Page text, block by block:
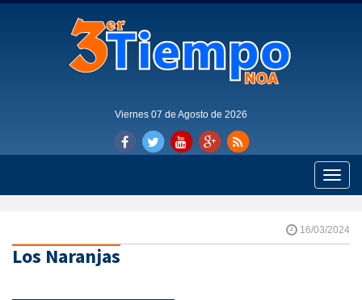
Viernes 07 de Agosto de 2026
Toggle
16/03/2024
Los Naranjas